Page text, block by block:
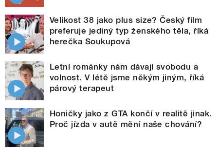
Velikost 38 jako plus size? Český film
preferuje jediný typ ženského těla, říká
herečka Soukupová
Letní románky nám dávají svobodu a
volnost. V létě jsme někým jiným, říká
párový terapeut
Honičky jako z GTA končí v realitě jinak.
Proč jízda v autě mění naše chování?